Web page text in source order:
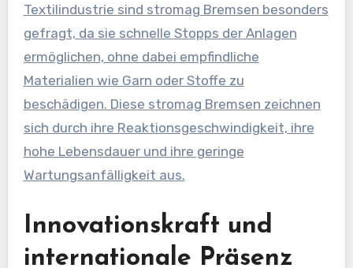
Textilindustrie sind stromag Bremsen besonders
gefragt, da sie schnelle Stopps der Anlagen
ermöglichen, ohne dabei empfindliche
Materialien wie Garn oder Stoffe zu
beschädigen. Diese stromag Bremsen zeichnen
sich durch ihre Reaktionsgeschwindigkeit, ihre
hohe Lebensdauer und ihre geringe
Wartungsanfälligkeit aus.
Innovationskraft und
internationale Präsenz